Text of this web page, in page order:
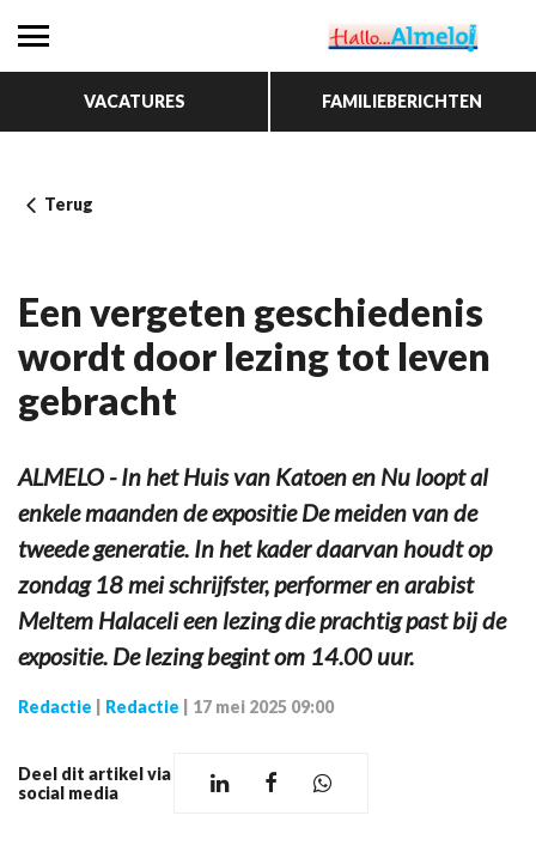
VACATURES FAMILIEBERICHTEN
Terug
Een vergeten geschiedenis
wordt door lezing tot leven
gebracht
ALMELO - In het Huis van Katoen en Nu loopt al
enkele maanden de expositie De meiden van de
tweede generatie. In het kader daarvan houdt op
zondag 18 mei schrijfster, performer en arabist
Meltem Halaceli een lezing die prachtig past bij de
expositie. De lezing begint om 14.00 uur.
Redactie Redactie 17 mei 2025 09:00
Deel dit artikel via
social media